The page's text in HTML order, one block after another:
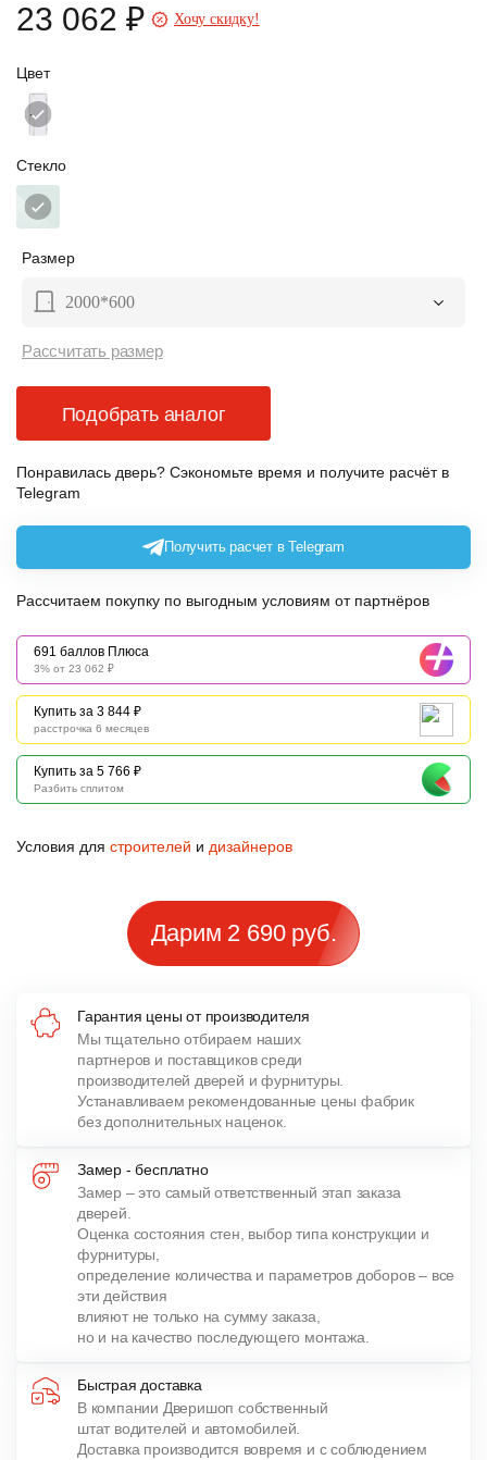
Цвет
Стекло
Размер
2000*600
Рассчитать размер
23 062 ₽ Хочу скидку!
Подобрать аналог
Понравилась дверь? Сэкономьте время и получите расчёт в
Telegram
Получить расчет в Telegram
Рассчитаем покупку по выгодным условиям от партнёров
691 баллов Плюса
3% от 23 062 ₽
Купить за 3 844 ₽
расстрочка 6 месяцев
Купить за 5 766 ₽
Разбить сплитом
Условия для строителей и дизайнеров
Дарим 2 690 руб.
Гарантия цены от производителя
Мы тщательно отбираем наших
партнеров и поставщиков среди
производителей дверей и фурнитуры.
Устанавливаем рекомендованные цены фабрик
без дополнительных наценок.
Замер - бесплатно
Замер – это самый ответственный этап заказа
дверей.
Оценка состояния стен, выбор типа конструкции и
фурнитуры,
определение количества и параметров доборов – все
эти действия
влияют не только на сумму заказа,
но и на качество последующего монтажа.
Быстрая доставка
В компании Дверишоп собственный
штат водителей и автомобилей.
Доставка производится вовремя и с соблюдением